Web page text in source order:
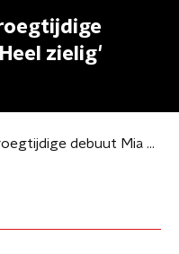
zielig'
Ilse DeLange over vroegtijdige debuut Mia & Dion: 'Heel zielig'